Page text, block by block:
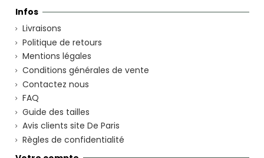
Infos
Livraisons
Politique de retours
Mentions légales
Conditions générales de vente
Contactez nous
FAQ
Guide des tailles
Avis clients site De Paris
Règles de confidentialité